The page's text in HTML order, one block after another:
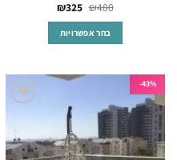
₪480
₪325
בחר אפשרויות
סוגים.
ניתן
לבחור
43%-
המשאלות